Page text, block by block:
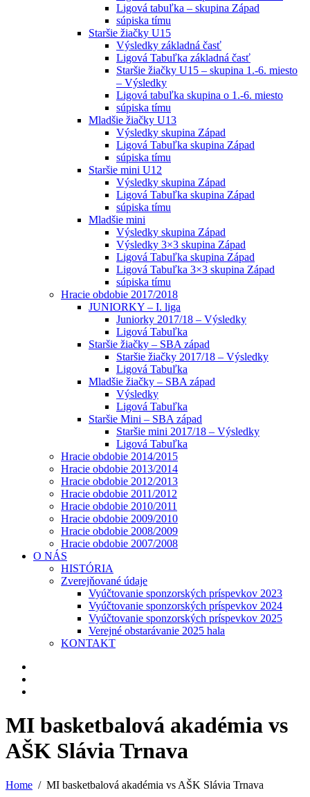
Ligová tabuľka – skupina Západ
súpiska tímu
Staršie žiačky U15
Výsledky základná časť
Ligová Tabuľka základná časť
Staršie žiačky U15 – skupina 1.-6. miesto
– Výsledky
Ligová tabuľka skupina o 1.-6. miesto
súpiska tímu
Mladšie žiačky U13
Výsledky skupina Západ
Ligová Tabuľka skupina Západ
súpiska tímu
Staršie mini U12
Výsledky skupina Západ
Ligová Tabuľka skupina Západ
súpiska tímu
Mladšie mini
Výsledky skupina Západ
Výsledky 3×3 skupina Západ
Ligová Tabuľka skupina Západ
Ligová Tabuľka 3×3 skupina Západ
súpiska tímu
Hracie obdobie 2017/2018
JUNIORKY – I. liga
Juniorky 2017/18 – Výsledky
Ligová Tabuľka
Staršie žiačky – SBA západ
Staršie žiačky 2017/18 – Výsledky
Ligová Tabuľka
Mladšie žiačky – SBA západ
Výsledky
Ligová Tabuľka
Staršie Mini – SBA západ
Staršie mini 2017/18 – Výsledky
Ligová Tabuľka
Hracie obdobie 2014/2015
Hracie obdobie 2013/2014
Hracie obdobie 2012/2013
Hracie obdobie 2011/2012
Hracie obdobie 2010/2011
Hracie obdobie 2009/2010
Hracie obdobie 2008/2009
Hracie obdobie 2007/2008
O NÁS
HISTÓRIA
Zverejňované údaje
Vyúčtovanie sponzorských príspevkov 2023
Vyúčtovanie sponzorských príspevkov 2024
Vyúčtovanie sponzorských príspevkov 2025
Verejné obstarávanie 2025 hala
KONTAKT
MI basketbalová akadémia vs
AŠK Slávia Trnava
Home MI basketbalová akadémia vs AŠK Slávia Trnava